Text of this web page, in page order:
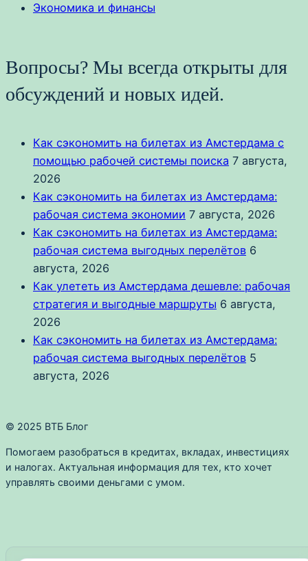
Экономика и финансы
Вопросы? Мы всегда открыты для
обсуждений и новых идей.
Как сэкономить на билетах из Амстердама с
помощью рабочей системы поиска 7 августа,
2026
Как сэкономить на билетах из Амстердама:
рабочая система экономии 7 августа, 2026
Как сэкономить на билетах из Амстердама:
рабочая система выгодных перелётов 6
августа, 2026
Как улететь из Амстердама дешевле: рабочая
стратегия и выгодные маршруты 6 августа,
2026
Как сэкономить на билетах из Амстердама:
рабочая система выгодных перелётов 5
августа, 2026
© 2025 ВТБ Блог
Помогаем разобраться в кредитах, вкладах, инвестициях
и налогах. Актуальная информация для тех, кто хочет
управлять своими деньгами с умом.